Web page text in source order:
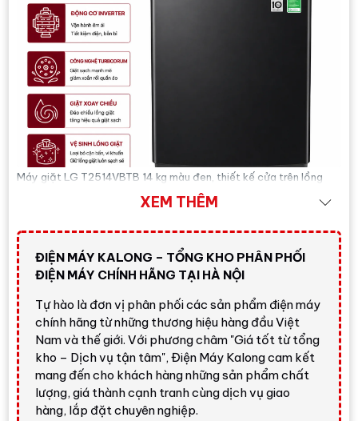
Máy giặt LG T2514VBTB 14 kg màu đen, thiết kế cửa trên lồng
đứng, phù hợp gia đình đông người.
Trả lời nhanh:nếu bạn cần một chiếcmáy giặt
cửa trên 14 kgcó giá dễ tiếp cận, dung tích lớn, dễ
TurboDrumhỗ trợ giặt sạch,LG T2514VBTBlà
lựa chọn đáng cân nhắc. Giá tham khảo tại Điện
Máy Kalong:6.550.000 đ; vui lòng liên hệ để nhận
báo giá mới nhất.
Gọi ngay
XEM THÊM
ĐIỆN MÁY KALONG – TỔNG KHO PHÂN PHỐI
ĐIỆN MÁY CHÍNH HÃNG TẠI HÀ NỘI
Tự hào là đơn vị phân phối các sản phẩm điện máy
chính hãng từ những thương hiệu hàng đầu Việt
Nam và thế giới. Với phương châm "Giá tốt từ tổng
kho – Dịch vụ tận tâm", Điện Máy Kalong cam kết
mang đến cho khách hàng những sản phẩm chất
lượng, giá thành cạnh tranh cùng dịch vụ giao
hàng, lắp đặt chuyên nghiệp.